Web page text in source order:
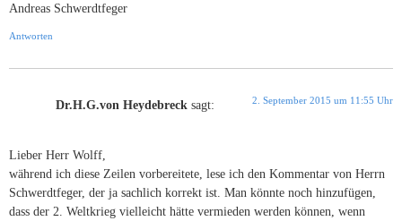
Andreas Schwerdtfeger
Antworten
Dr.H.G.von Heydebreck sagt: 2. September 2015 um 11:55 Uhr
Lieber Herr Wolff,
während ich diese Zeilen vorbereitete, lese ich den Kommentar von Herrn
Schwerdtfeger, der ja sachlich korrekt ist. Man könnte noch hinzufügen,
dass der 2. Weltkrieg vielleicht hätte vermieden werden können, wenn